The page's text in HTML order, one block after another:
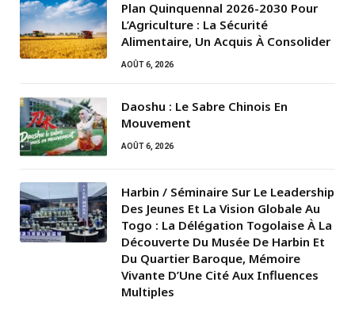
Plan Quinquennal 2026-2030 Pour
L’Agriculture : La Sécurité
Alimentaire, Un Acquis À Consolider
AOÛT 6, 2026
Daoshu : Le Sabre Chinois En
Mouvement
AOÛT 6, 2026
Harbin / Séminaire Sur Le Leadership
Des Jeunes Et La Vision Globale Au
Togo : La Délégation Togolaise À La
Découverte Du Musée De Harbin Et
Du Quartier Baroque, Mémoire
Vivante D’Une Cité Aux Influences
Multiples